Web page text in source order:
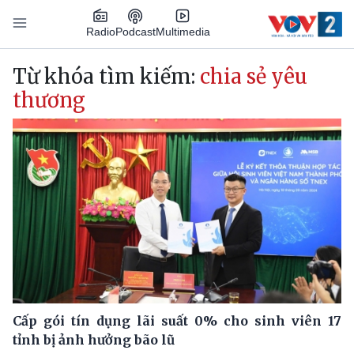
Nhảy đến nội dung
RadioPodcastMultimedia
Main navigation
Từ khóa tìm kiếm: chia sẻ yêu
thương
Cấp gói tín dụng lãi suất 0% cho sinh viên 17
tỉnh bị ảnh hưởng bão lũ